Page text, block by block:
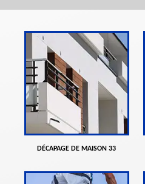
DÉCAPAGE DE MAISON 33